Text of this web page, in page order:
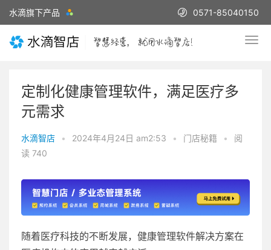
水滴旗下产品 0571-85040150
定制化健康管理软件，满足医疗多
元需求
水滴智店 • 2024年4月24日 am2:53 • 门店秘籍 •
阅
读 740
随着医疗科技的不断发展，健康管理软件解决方案在